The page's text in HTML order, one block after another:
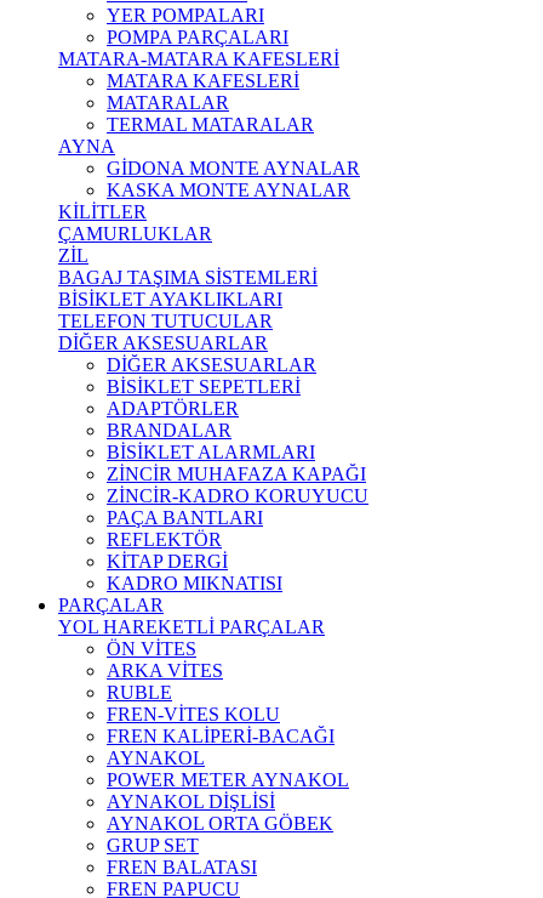
YER POMPALARI
POMPA PARÇALARI
MATARA-MATARA KAFESLERİ
MATARA KAFESLERİ
MATARALAR
TERMAL MATARALAR
AYNA
GİDONA MONTE AYNALAR
KASKA MONTE AYNALAR
KİLİTLER
ÇAMURLUKLAR
ZİL
BAGAJ TAŞIMA SİSTEMLERİ
BİSİKLET AYAKLIKLARI
TELEFON TUTUCULAR
DİĞER AKSESUARLAR
DİĞER AKSESUARLAR
BİSİKLET SEPETLERİ
ADAPTÖRLER
BRANDALAR
BİSİKLET ALARMLARI
ZİNCİR MUHAFAZA KAPAĞI
ZİNCİR-KADRO KORUYUCU
PAÇA BANTLARI
REFLEKTÖR
KİTAP DERGİ
KADRO MIKNATISI
PARÇALAR
YOL HAREKETLİ PARÇALAR
ÖN VİTES
ARKA VİTES
RUBLE
FREN-VİTES KOLU
FREN KALİPERİ-BACAĞI
AYNAKOL
POWER METER AYNAKOL
AYNAKOL DİŞLİSİ
AYNAKOL ORTA GÖBEK
GRUP SET
FREN BALATASI
FREN PAPUCU